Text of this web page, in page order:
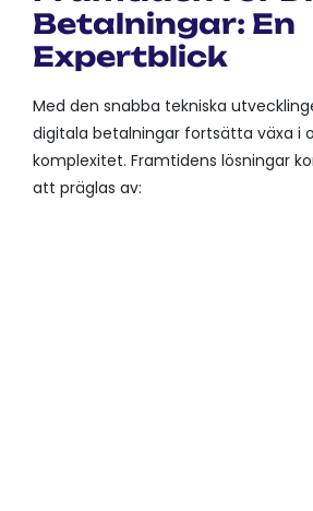
Betalningar: En
Expertblick
Med den snabba tekniska
digitala betalningar fortsätta växa i
komplexitet. Framtidens lösningar
att präglas av: